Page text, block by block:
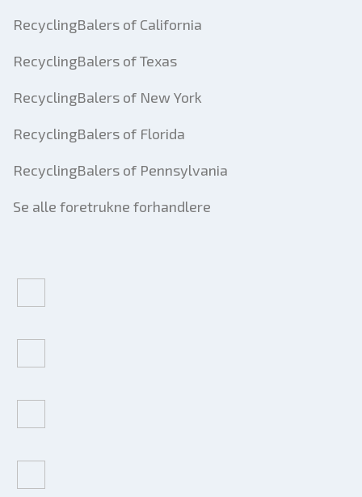
RecyclingBalers of California
RecyclingBalers of Texas
RecyclingBalers of New York
RecyclingBalers of Florida
RecyclingBalers of Pennsylvania
Se alle foretrukne forhandlere